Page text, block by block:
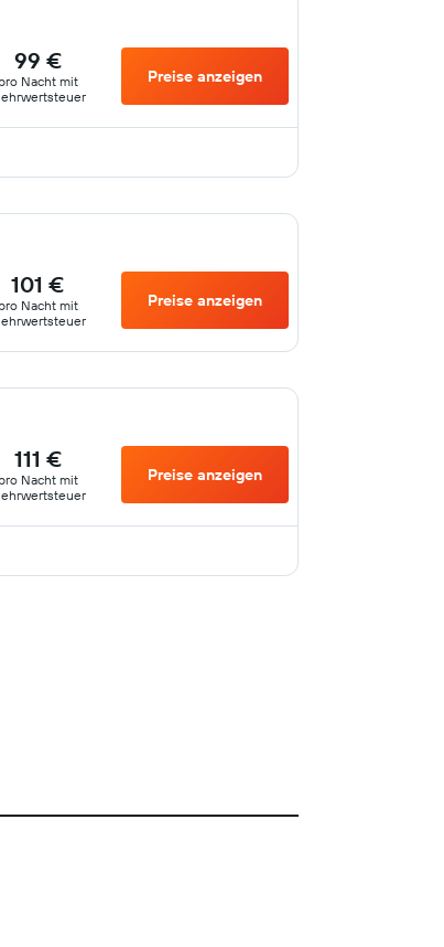
99 €
Nacht mit
Preise anzeigen
101 €
Nacht mit
Preise anzeigen
111 €
Nacht mit
Preise anzeigen